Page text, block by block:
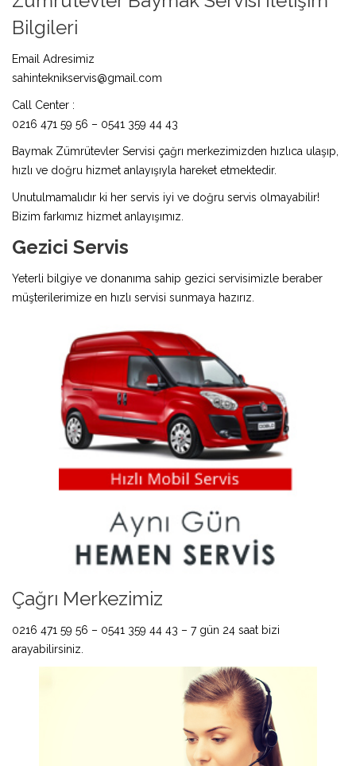
Bilgileri
Email Adresimiz
sahinteknikservis@gmail.com
Call Center :
0216 471 59 56 – 0541 359 44 43
Baymak Zümrütevler Servisi çağrı merkezimizden hızlıca ulaşıp,
hızlı ve doğru hizmet anlayışıyla hareket etmektedir.
Unutulmamalıdır ki her servis iyi ve doğru servis olmayabilir!
Bizim farkımız hizmet anlayışımız.
Gezici Servis
Yeterli bilgiye ve donanıma sahip gezici servisimizle beraber
müşterilerimize en hızlı servisi sunmaya hazırız.
Çağrı Merkezimiz
0216 471 59 56 – 0541 359 44 43 – 7 gün 24 saat bizi
arayabilirsiniz.